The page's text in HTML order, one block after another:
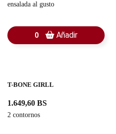
ensalada al gusto
0 Añadir
T-BONE GIRLL
1.649,60 BS
2 contornos